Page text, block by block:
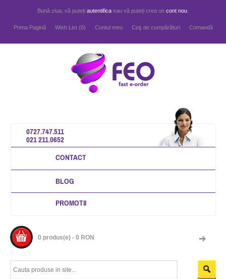
Bună ziua, vă puteți autentifica sau vă puteți crea un cont nou
Prima Pagină Wish List (0) Contul meu Coş de cumpărături Comandă
0727.747.511
021 211.0652
CONTACT
BLOG
PROMOTII
0 produs(e) - 0 RON